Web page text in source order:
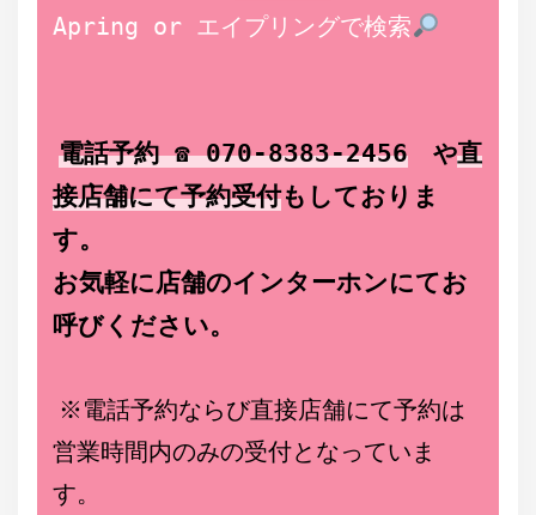
Apring or エイプリングで検索
電話予約 ☎ 070-8383-2456 や直
接店舗にて予約受付もしておりま
す。
お気軽に店舗のインターホンにてお
呼びください。
※電話予約ならび直接店舗にて予約は
営業時間内のみの受付となっていま
す。